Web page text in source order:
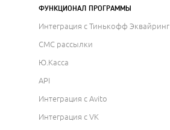
ФУНКЦИОНАЛ ПРОГРАММЫ
Интеграция с Тинькофф Эквайринг
СМС рассылки
Ю.Касса
API
Интеграция с Avito
Интеграция с VK